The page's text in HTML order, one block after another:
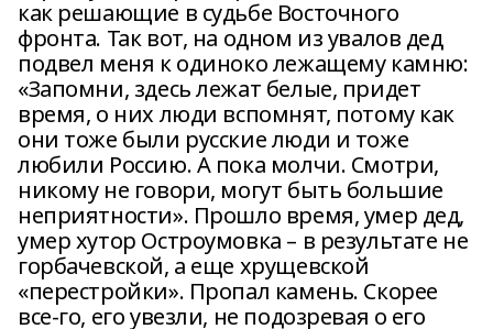
как решающие в судьбе Восточного
фронта. Так вот, на одном из увалов дед
подвел меня к одиноко лежащему камню:
«Запомни, здесь лежат белые, придет
время, о них люди вспомнят, потому как
они тоже были русские люди и тоже
любили Россию. А пока молчи. Смотри,
никому не говори, могут быть большие
неприятности». Прошло время, умер дед,
умер хутор Остроумовка – в результате не
горбачевской, а еще хрущевской
«перестройки». Пропал камень. Скорее
все-го, его увезли, не подозревая о его